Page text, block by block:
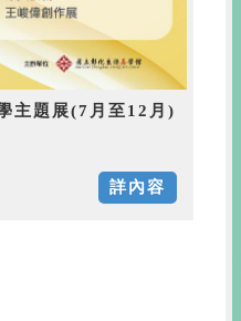
主題展(7月至12月)
詳內容